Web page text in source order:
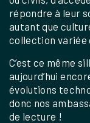
répondre à leur
autant que
collection variée
C’est ce même
aujourd’hui
évolutions
donc nos
de lecture !